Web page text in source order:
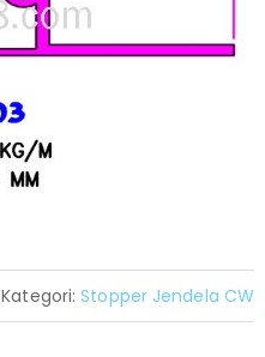
Kategori:Stopper Jendela CW